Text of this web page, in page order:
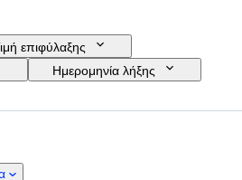
επιφύλαξης
Ημερομηνία λήξης